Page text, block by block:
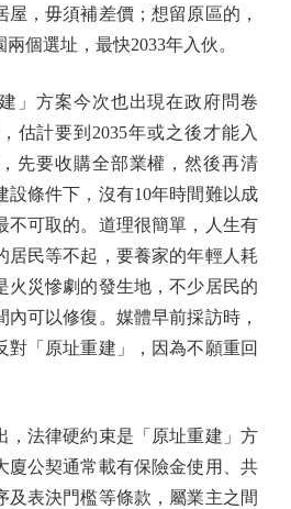
，毋須補差價；想留原區的，
個選址，最快2033年入伙。
方案今次也出現在政府問卷
估計要到2035年或之後才能入
先要收購全部業權，然後再清
設條件下，沒有10年時間難以成
不可取的。道理很簡單，人生有
居民等不起，要養家的年輕人耗
火災慘劇的發生地，不少居民的
可以修復。媒體早前採訪時，
對「原址重建」，因為不願重回
法律硬約束是「原址重建」方
廈公契通常載有保險金使用、共
及表決門檻等條款，屬業主之間